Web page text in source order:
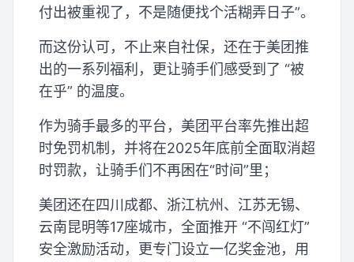
付出被重视了，不是随便找个活糊弄日子”。
而这份认可，不止来自社保，还在于美团推
出的一系列福利，更让骑手们感受到了 “被
在乎” 的温度。
作为骑手最多的平台，美团平台率先推出超
时免罚机制，并将在2025年底前全面取消超
时罚款，让骑手们不再困在“时间”里；
美团还在四川成都、浙江杭州、江苏无锡、
云南昆明等17座城市，全面推开 “不闯红灯”
安全激励活动，更专门设立一亿奖金池，用